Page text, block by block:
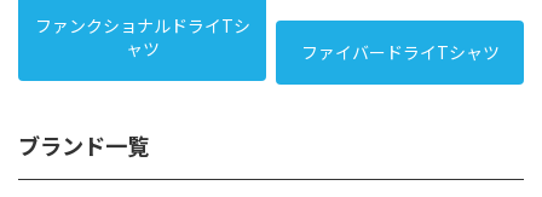
板東三十三所、秩父三十四所観
音霊場巡礼をします。 (⌒‐⌒)
ファンクショナルドライTシ
ャツ
ファイバードライTシャツ
ブランド一覧